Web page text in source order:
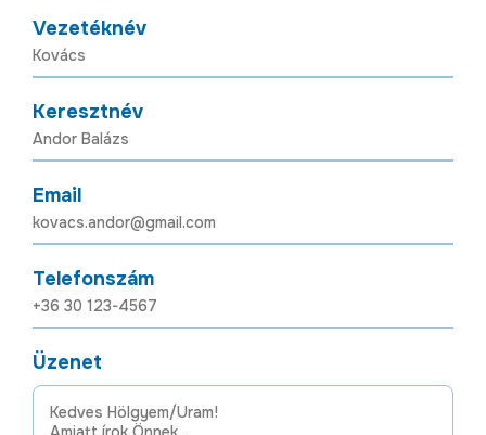
Vezetéknév
Keresztnév
Email
Telefonszám
Üzenet